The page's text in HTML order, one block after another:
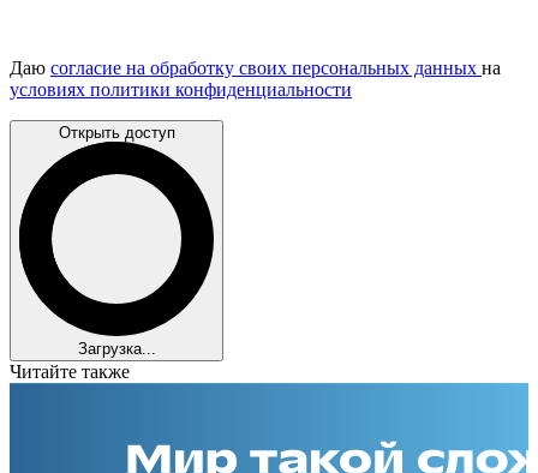
Даю согласие на обработку своих персональных данных на
условиях политики конфиденциальности
Открыть доступ
Загрузка...
Читайте также